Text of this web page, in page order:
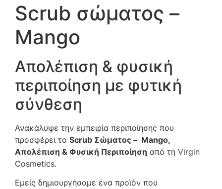
Scrub σώματος –
Mango
Απολέπιση & φυσική
περιποίηση με φυτική
σύνθεση
Ανακάλυψε την εμπειρία περιποίησης που
προσφέρει το Scrub Σώματος – Mango,
Απολέπιση & Φυσική Περιποίηση από τη Virgin
Cosmetics.
Εμείς δημιουργήσαμε ένα προϊόν που